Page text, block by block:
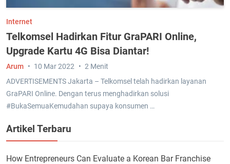
Internet
Telkomsel Hadirkan Fitur GraPARI Online,
Upgrade Kartu 4G Bisa Diantar!
ADVERTISEMENTS Jakarta – Telkomsel telah hadirkan layanan
GraPARI Online. Dengan terus menghadirkan solusi
#BukaSemuaKemudahan supaya konsumen …
Arum 10 Mar 2022 2 Menit
Artikel Terbaru
How Entrepreneurs Can Evaluate a Korean Bar Franchise